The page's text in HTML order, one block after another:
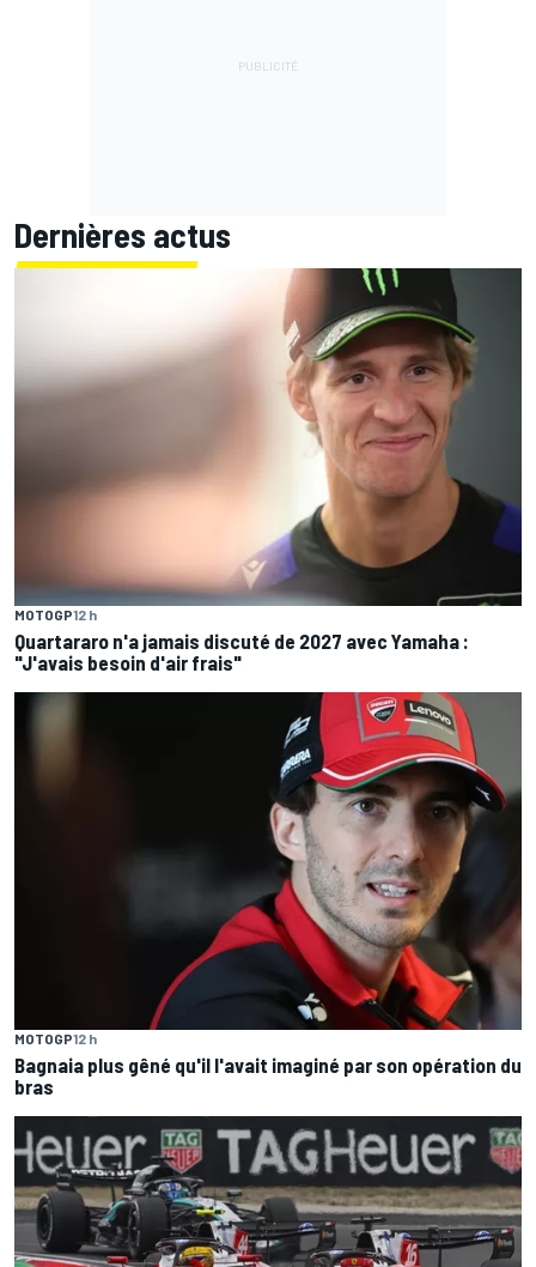
Dernières actus
MOTOGP12 h
Quartararo n'a jamais discuté de 2027 avec Yamaha :
"J'avais besoin d'air frais"
MOTOGP12 h
Bagnaia plus gêné qu'il l'avait imaginé par son opération du
bras